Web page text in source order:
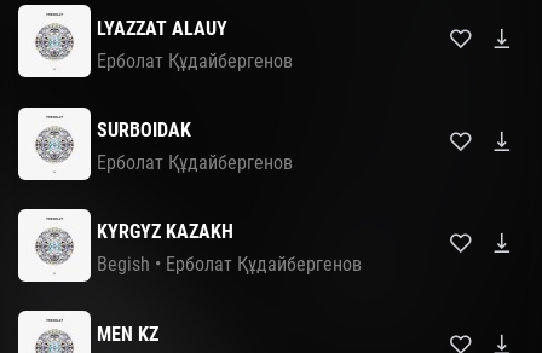
LYAZZAT ALAUY
Ерболат Құдайбергенов
SURBOIDAK
Ерболат Құдайбергенов
KYRGYZ KAZAKH
Begish • Ерболат Құдайбергенов
MEN KZ